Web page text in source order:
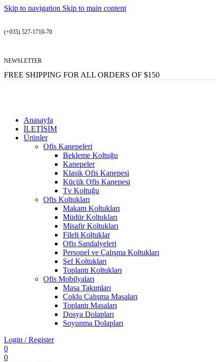
Skip to navigation Skip to main content
(+035) 527-1710-70
NEWSLETTER
FREE SHIPPING FOR ALL ORDERS OF $150
Anasayfa
İLETİŞİM
Ürünler
Ofis Kanepeleri
Bekleme Koltuğu
Kanepeler
Klasik Ofis Kanepesi
Küçük Ofis Kanepesi
Tv Koltuğu
Ofis Koltukları
Makam Koltukları
Müdür Koltukları
Misafir Koltukları
Fileli Koltuklar
Ofis Sandalyeleri
Personel ve Çalışma Koltukları
Şef Koltukları
Toplantı Koltukları
Ofis Mobilyaları
Masa Takımları
Çoklu Çalışma Masaları
Toplantı Masaları
Dosya Dolapları
Soyunma Dolapları
Login / Register
0
0